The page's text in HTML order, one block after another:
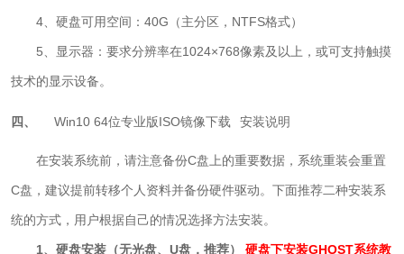
4、硬盘可用空间：40G（主分区，NTFS格式）
5、显示器：要求分辨率在1024×768像素及以上，或可支持触摸
技术的显示设备。
四、 Win10 64位专业版ISO镜像下载 安装说明
在安装系统前，请注意备份C盘上的重要数据，系统重装会重置
C盘，建议提前转移个人资料并备份硬件驱动。下面推荐二种安装系
统的方式，用户根据自己的情况选择方法安装。
1、硬盘安装（无光盘、U盘，推荐） 硬盘下安装GHOST系统教